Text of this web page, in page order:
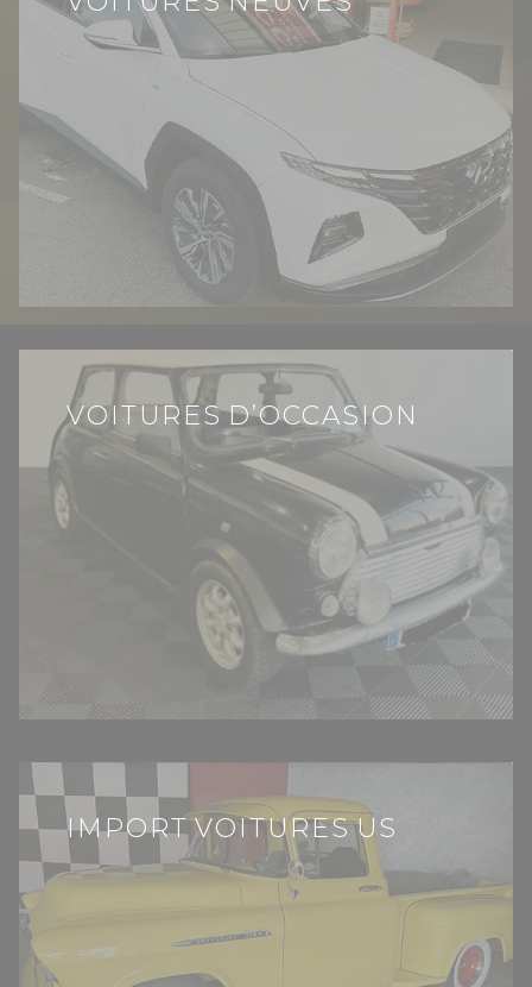
VOITURES D’OCCASION
IMPORT VOITURES US